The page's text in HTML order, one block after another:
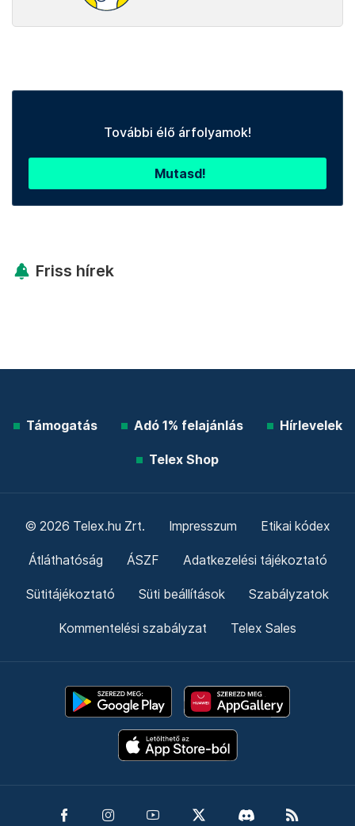
További élő árfolyamok!
Mutasd!
Friss hírek
Támogatás Adó 1% felajánlás Hírlevelek
Telex Shop
© 2026 Telex.hu Zrt. Impresszum Etikai kódex
Átláthatóság ÁSZF Adatkezelési tájékoztató
Sütitájékoztató Süti beállítások Szabályzatok
Kommentelési szabályzat Telex Sales